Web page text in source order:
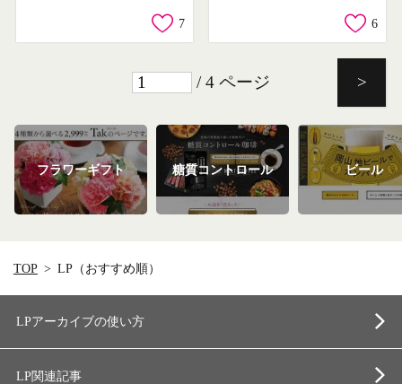
7 6
/ 4 ページ >
フラワーギフト 糖質コントロール ビール
TOP LP（おすすめ順）
LPアーカイブの使い方
LP関連記事